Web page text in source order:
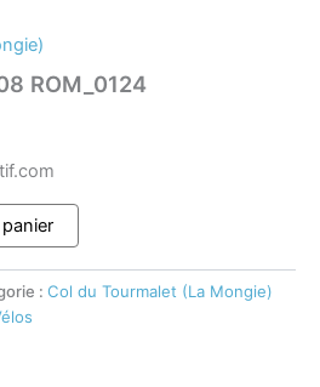
ROM_0124
: Col du Tourmalet (La Mongie)